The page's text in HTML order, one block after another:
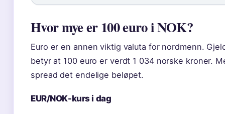
Hvor mye er 100 euro i NOK?
Euro er en annen viktig valuta for nordmenn.
betyr at 100 euro er verdt 1 034 norske kroner.
spread det endelige beløpet.
EUR/NOK-kurs i dag